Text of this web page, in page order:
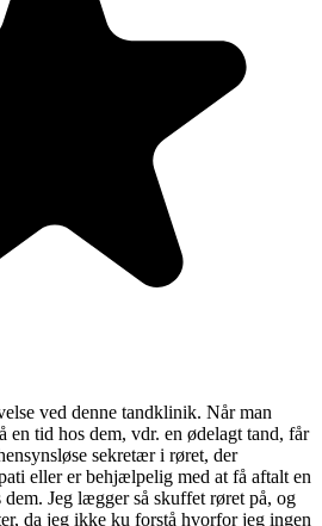
ved denne tandklinik. Når man
tid hos dem, vdr. en ødelagt tand, får
sekretær i røret, der
eller er behjælpelig med at få aftalt en
Jeg lægger så skuffet røret på, og
da jeg ikke ku forstå hvorfor jeg ingen